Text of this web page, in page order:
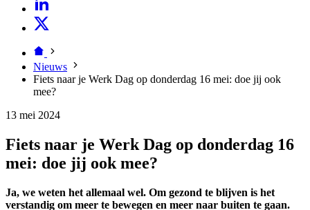
Nieuws
Fiets naar je Werk Dag op donderdag 16 mei: doe jij ook
mee?
13 mei 2024
Fiets naar je Werk Dag op donderdag 16
mei: doe jij ook mee?
Ja, we weten het allemaal wel. Om gezond te blijven is het
verstandig om meer te bewegen en meer naar buiten te gaan.